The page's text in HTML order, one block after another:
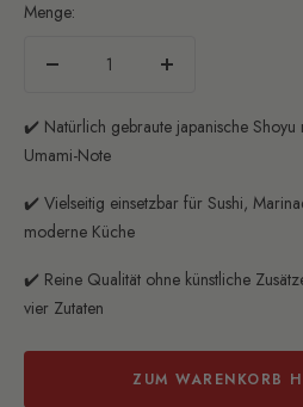
Menge:
Menge
✔️ Natürlich gebraute japanische
Umami-Note
✔️ Vielseitig einsetzbar für Sushi,
moderne Küche
✔️ Reine Qualität ohne künstliche
vier Zutaten
ZUM WARENKORB